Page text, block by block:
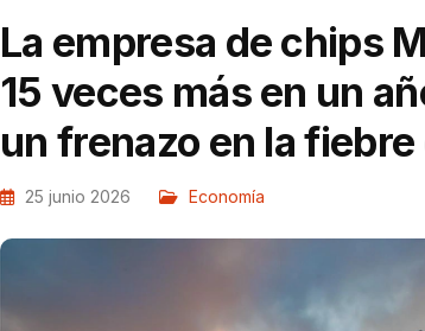
La empresa de chips
15 veces más en un
un frenazo en la fiebre
25 junio 2026 Economía